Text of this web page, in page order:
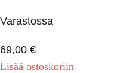
Varastossa
69,00 €
Lisää ostoskoriin